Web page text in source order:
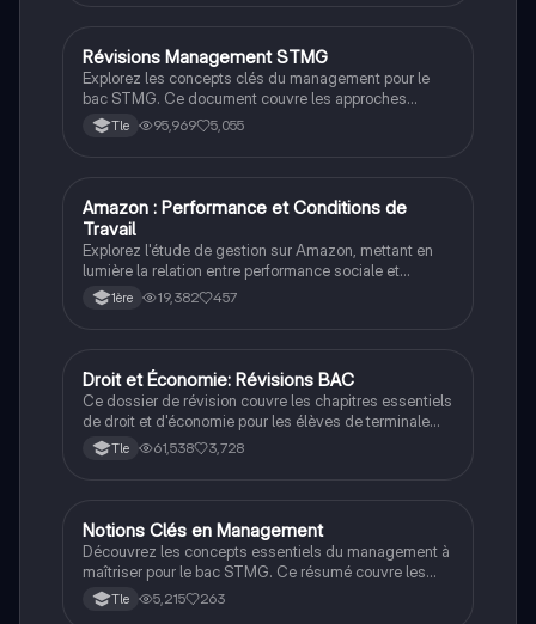
vos idées. Idéal pour les étudiants souhaitant
approfondir leur compréhension des enjeux
philosophiques contemporains.
STMG
Révisions Management STMG
Explorez les concepts clés du management pour le
bac STMG. Ce document couvre les approches
marketing, la gestion des ressources humaines, les
stratégies de croissance, et les méthodes de calcul
performance, l'organisation des entreprises, et les
relations avec les parties prenantes.
Tle 95,969 5,055
STMG
Amazon : Performance et Conditions de
Travail
Explorez l'étude de gestion sur Amazon, mettant en
lumière la relation entre performance sociale et
commerciale. Ce dossier aborde l'impact des
conditions de travail sur la performance de
en gestion souhaitant comprendre les enjeux
contemporains du e-commerce. Type : Synthèse
d'étude de gestion.
1ère 19,382 457
STMG
Droit et Économie: Révisions BAC
Ce dossier de révision couvre les chapitres essentiels
de droit et d'économie pour les élèves de terminale
STMG, incluant des thèmes tels que la responsabilité
civile, les droits des travailleurs, la redistribution
des exemples pratiques.
Tle 61,538 3,728
STMG
Notions Clés en Management
Découvrez les concepts essentiels du management à
maîtriser pour le bac STMG. Ce résumé couvre les
types d'organisation, les styles de direction, la
communication d'équipe, le diagnostic stratégique, et
Tle 5,215 263